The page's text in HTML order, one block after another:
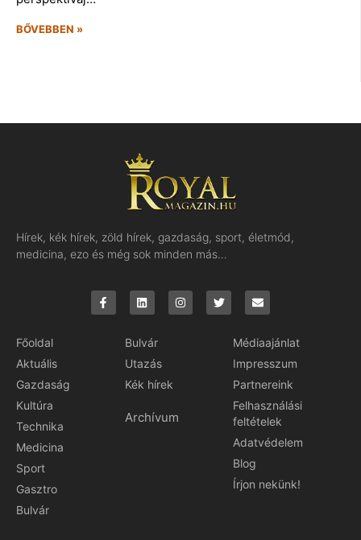
BŐVEBBEN »
Hírek, kék hírek, zöld hírek, gazdaság, sport, életmód,
medicina, ezo és még sok minden más…
Főoldal
Aktuális
Gazdaság
Kultúra
Technika
Medicina
Sport
Gasztro
Bulvár
Bulvár
Utazás
Kék hírek
Archívum
Médiaajánlat
Impresszum
Partnereink
Felhasználási
feltételek
Adatvédelem
Blog
Írjon nekünk!